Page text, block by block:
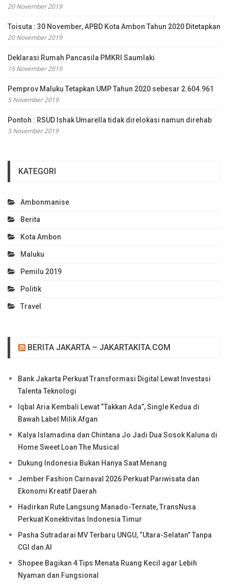
20 November 2019
Toisuta : 30 November, APBD Kota Ambon Tahun 2020 Ditetapkan
20 November 2019
Deklarasi Rumah Pancasila PMKRI Saumlaki
15 November 2019
Pemprov Maluku Tetapkan UMP Tahun 2020 sebesar 2.604.961
5 November 2019
Pontoh : RSUD Ishak Umarella tidak direlokasi namun direhab
3 November 2019
KATEGORI
Ambonmanise
Berita
Kota Ambon
Maluku
Pemilu 2019
Politik
Travel
BERITA JAKARTA – JAKARTAKITA.COM
Bank Jakarta Perkuat Transformasi Digital Lewat Investasi
Talenta Teknologi
Iqbal Aria Kembali Lewat “Takkan Ada”, Single Kedua di
Bawah Label Milik Afgan
Kalya Islamadina dan Chintana Jo Jadi Dua Sosok Kaluna di
Home Sweet Loan The Musical
Dukung Indonesia Bukan Hanya Saat Menang
Jember Fashion Carnaval 2026 Perkuat Pariwisata dan
Ekonomi Kreatif Daerah
Hadirkan Rute Langsung Manado-Ternate, TransNusa
Perkuat Konektivitas Indonesia Timur
Pasha Sutradarai MV Terbaru UNGU, “Utara-Selatan” Tanpa
CGI dan AI
Shopee Bagikan 4 Tips Menata Ruang Kecil agar Lebih
Nyaman dan Fungsional